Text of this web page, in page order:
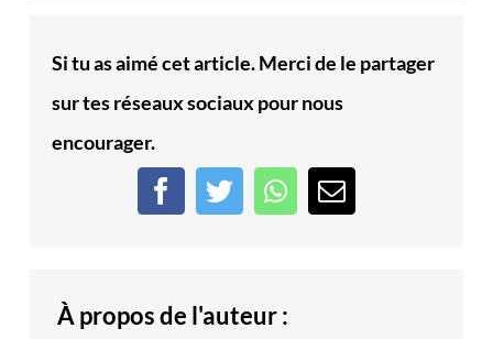
Si tu as aimé cet article. Merci de le partager
sur tes réseaux sociaux pour nous
encourager.
Facebook
TwitterWhatsApp
Email
À propos de l'auteur :